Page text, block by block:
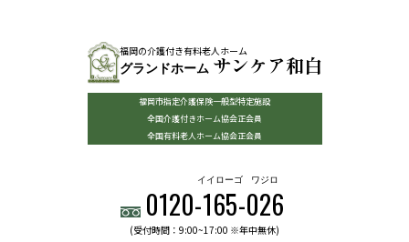
福岡の介護付き有料老人ホーム
グランドホーム サンケア和白
福岡市指定介護保険一般型特定施設
全国介護付きホーム協会正会員
全国有料老人ホーム協会正会員
0120-165
イイローゴ
-026
ワジロ
(受付時間：9:00~17:00 ※年中無休)